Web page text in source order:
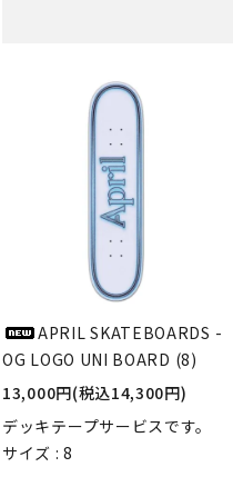
POLAR SKATE CO
(ポーラースケートカン
EVISEN
(エビセン・スケート
NEW BALANCE
(ニューバランス ヌ
APRIL SKATEBOARDS -
OG LOGO UNI BOARD (8)
13,000円(税込14,300円)
デッキテープサービスです。
サイズ : 8